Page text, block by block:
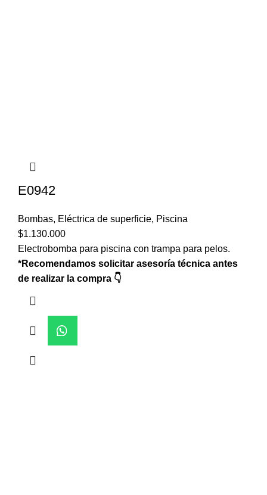
E0942
Bombas, Eléctrica de superficie, Piscina
$1.130.000
Electrobomba para piscina con trampa para pelos.
*Recomendamos solicitar asesoría técnica antes
de realizar la compra 👇